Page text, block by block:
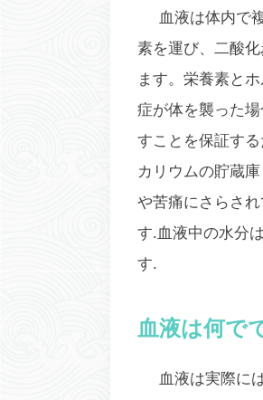
血液は体内で
素を運び、二酸
ます。栄養素と
症が体を襲った
すことを保証す
カリウムの貯蔵
や苦痛にさらさ
す.血液中の水分
す.
血液は何で
血液は実際に